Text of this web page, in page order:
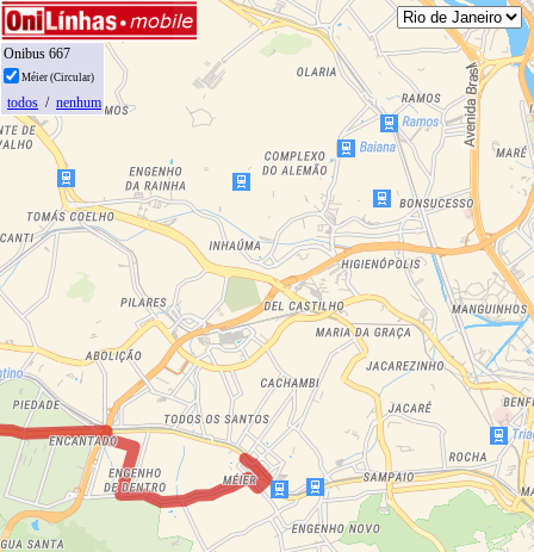
Onibus 667
Méier (Circular)
todos / nenhum